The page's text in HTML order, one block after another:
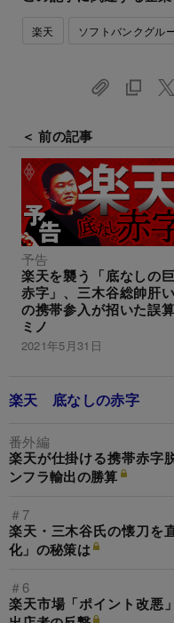
楽天 ソフトバンクグル
＜ 前の記事
予告
楽天を襲う「底なしの
赤字」、三木谷総帥肝
の携帯参入が招いた誤
ミノ
2021年5月31日
楽天 底なしの赤字
番外編
楽天が仕掛ける携帯赤字
ンフラ輸出の勝算
＃7
楽天・三木谷氏の懐刀を
化」の秘策は
＃6
楽天市場「ポイント改悪